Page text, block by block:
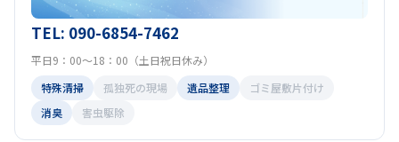
TEL: 090-6854-7462
平日9：00～18：00（土日祝日休み）
特殊清掃
孤独死の現場 遺品整理
ゴミ屋敷片付け
消臭
害虫駆除